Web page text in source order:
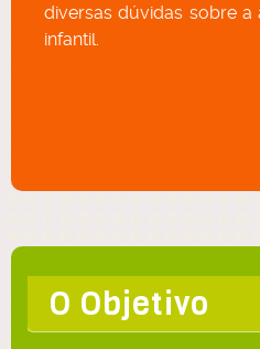
diversas dúvidas sobre a
infantil.
O Objetivo